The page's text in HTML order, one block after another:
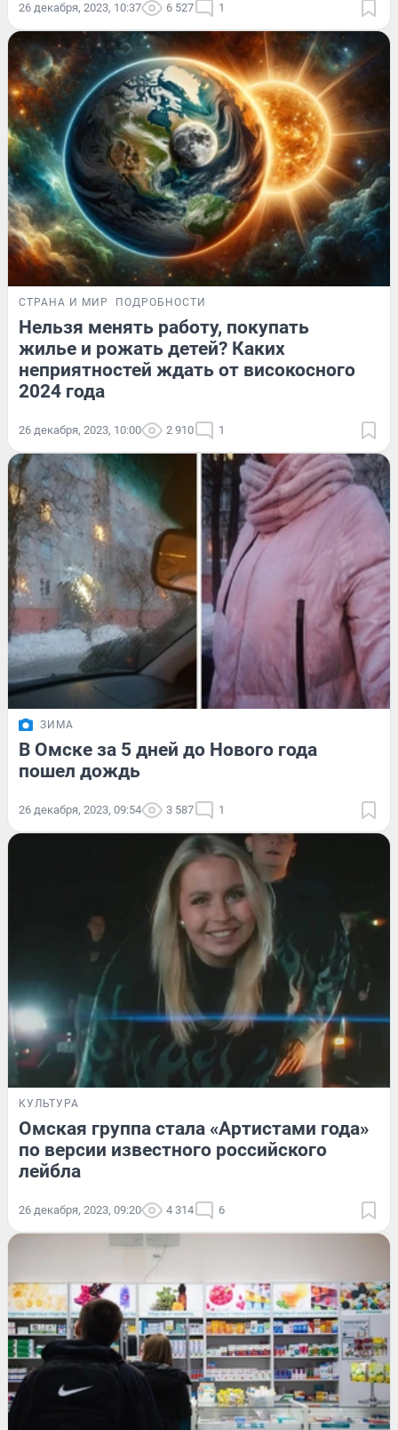
26 декабря, 2023, 10:37 6 527 1
СТРАНА И МИР ПОДРОБНОСТИ
Нельзя менять работу, покупать
жилье и рожать детей? Каких
неприятностей ждать от високосного
2024 года
26 декабря, 2023, 10:00 2 910 1
ЗИМА
В Омске за 5 дней до Нового года
пошел дождь
26 декабря, 2023, 09:54 3 587 1
КУЛЬТУРА
Омская группа стала «Артистами года»
по версии известного российского
лейбла
26 декабря, 2023, 09:20 4 314 6